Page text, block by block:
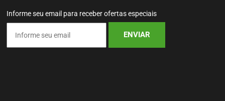
Informe seu email para receber ofertas especiais